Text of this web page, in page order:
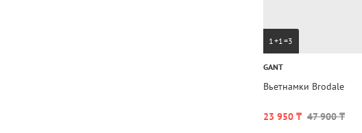
1+1=3
GANT
Вьетнамки Brodale
23 950 ₸ 47 900 ₸